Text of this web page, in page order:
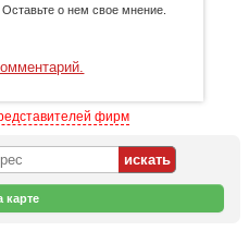
о нем свое мнение.
фирм
карте